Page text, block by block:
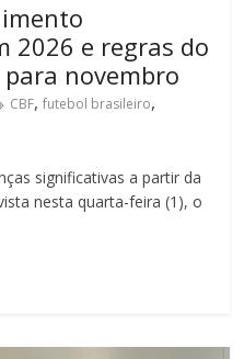
2026 e regras do
novembro
CBF,futebol brasileiro,
significativas a partir da
nesta quarta-feira (1), o